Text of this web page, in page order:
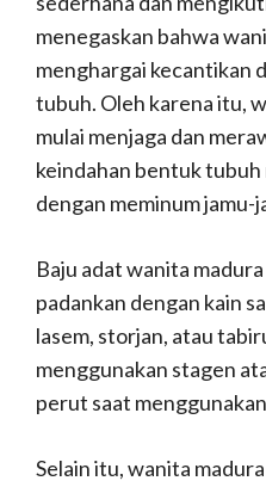
menegaskan bahwa
menghargai kecantikan
tubuh. Oleh karena itu,
mulai menjaga dan
keindahan bentuk tubuh
dengan meminum jamu-
Baju adat wanita
padankan dengan kain
lasem, storjan, atau
menggunakan stagen
perut saat
Selain itu, wanita